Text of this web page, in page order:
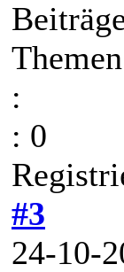
:
: 0
#3
24-10-